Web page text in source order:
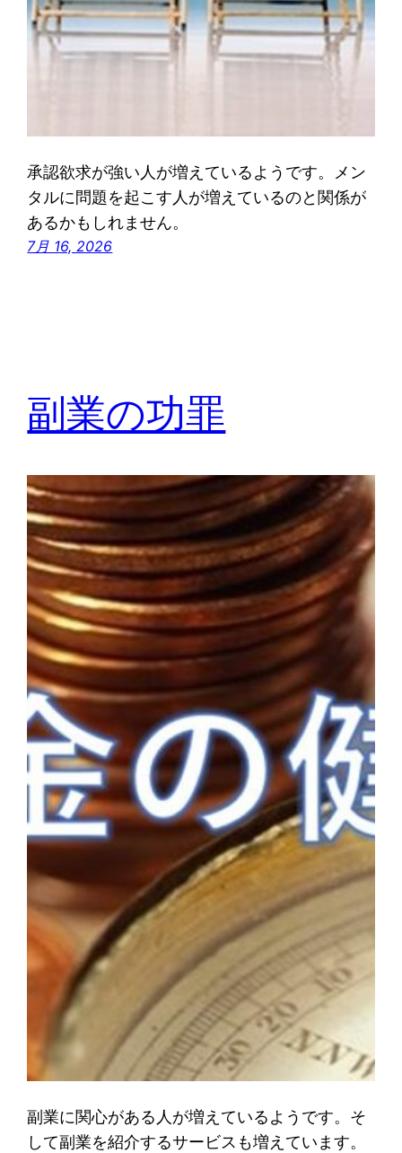
承認欲求が強い人が増えているようです。メン
タルに問題を起こす人が増えているのと関係が
あるかもしれません。
7月 16, 2026
副業の功罪
副業に関心がある人が増えているようです。そ
して副業を紹介するサービスも増えています。